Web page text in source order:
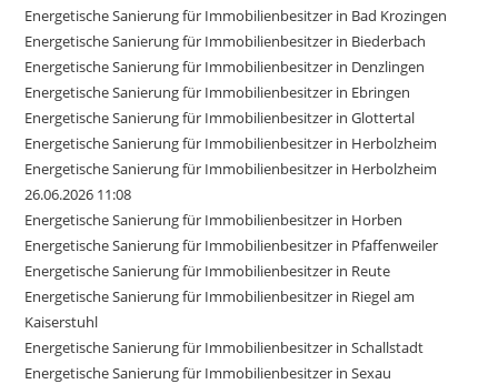
Energetische Sanierung für Immobilienbesitzer in Bad Krozingen
Energetische Sanierung für Immobilienbesitzer in Biederbach
Energetische Sanierung für Immobilienbesitzer in Denzlingen
Energetische Sanierung für Immobilienbesitzer in Ebringen
Energetische Sanierung für Immobilienbesitzer in Glottertal
Energetische Sanierung für Immobilienbesitzer in Herbolzheim
Energetische Sanierung für Immobilienbesitzer in Herbolzheim
26.06.2026 11:08
Energetische Sanierung für Immobilienbesitzer in Horben
Energetische Sanierung für Immobilienbesitzer in Pfaffenweiler
Energetische Sanierung für Immobilienbesitzer in Reute
Energetische Sanierung für Immobilienbesitzer in Riegel am
Kaiserstuhl
Energetische Sanierung für Immobilienbesitzer in Schallstadt
Energetische Sanierung für Immobilienbesitzer in Sexau